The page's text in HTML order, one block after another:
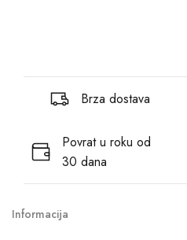
Brza dostava
Povrat u roku od
30 dana
Informacija